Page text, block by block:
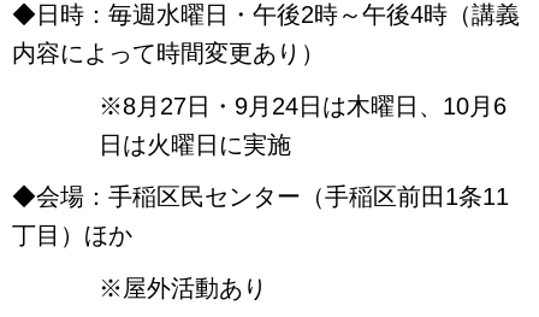
◆日時：毎週水曜日・午後2時～午後4時（講義
内容によって時間変更あり）
※8月27日・9月24日は木曜日、10月6
日は火曜日に実施
◆会場：手稲区民センター（手稲区前田1条11
丁目）ほか
※屋外活動あり